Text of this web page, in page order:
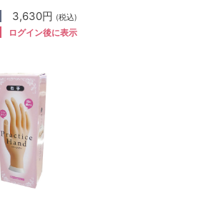
3,630円 (税込)
ログイン後に表示